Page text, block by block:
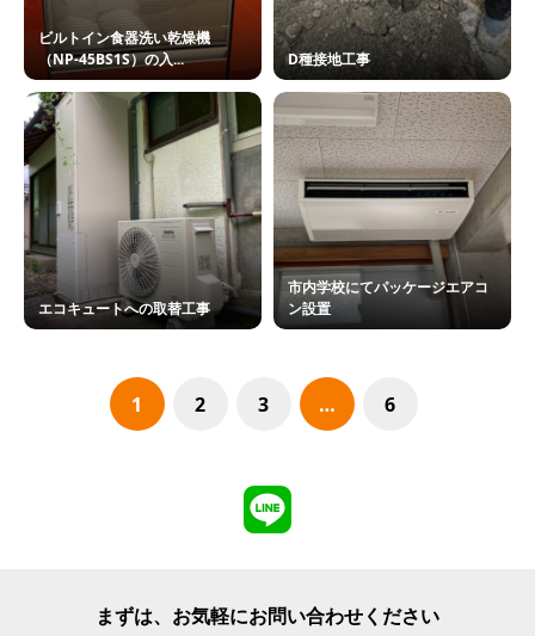
ビルトイン食器洗い乾燥機
（NP-45BS1S）の入...
D種接地工事
エコキュートへの取替工事
市内学校にてパッケージエアコ
ン設置
1 2 3 … 6
まずは、お気軽にお問い合わせください